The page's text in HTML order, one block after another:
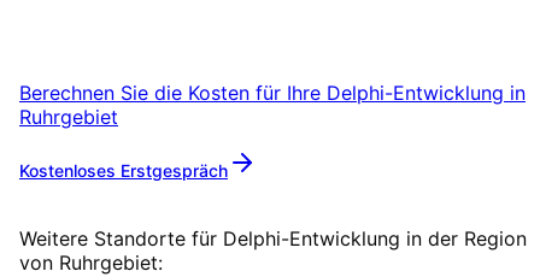
Berechnen Sie die Kosten für Ihre Delphi-Entwicklung in
Ruhrgebiet
Kostenloses Erstgespräch
Weitere Standorte für Delphi-Entwicklung in der Region
von Ruhrgebiet: